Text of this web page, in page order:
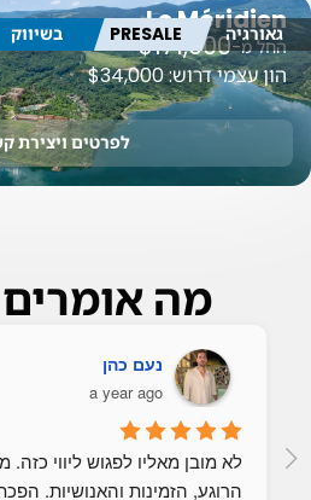
גאורגיה PRESALE בשיווק Le Méridien
החל מ-$171,000
הון עצמי דרוש: $34,000
לפרטים ויצירת
מה אומרים
נעם כהן
a year ago